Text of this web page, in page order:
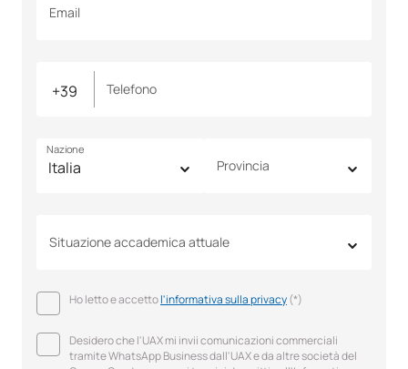
Email
Telefono
Nazione
Provincia
Situazione accademica attuale
Ho letto e accettol'informativa sulla privacy(*)
Desidero che l'UAX mi invii comunicazioni commerciali
tramite WhatsApp Business dall'UAX e da altre società del